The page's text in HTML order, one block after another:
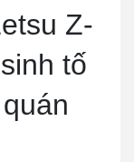
Z-
tố